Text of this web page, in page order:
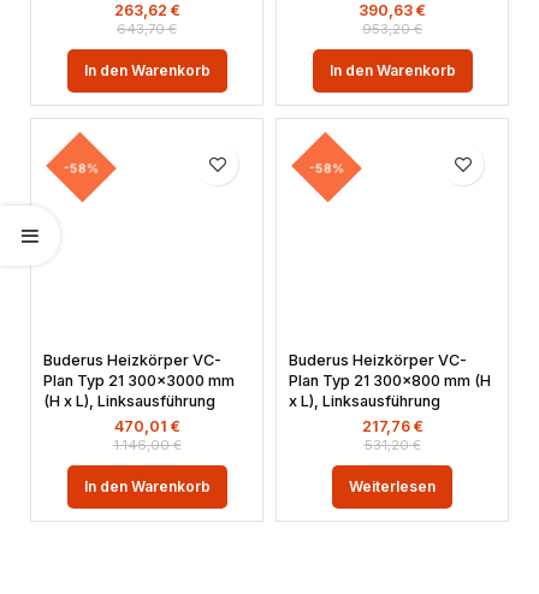
643,70€
263,62 €
In den Warenkorb
953,20€
390,63 €
In den Warenkorb
-58%
Buderus Heizkörper VC-
Plan Typ 21 300×3000 mm
(H x L), Linksausführung
1.146,00€
470,01 €
In den Warenkorb
-58%
Buderus Heizkörper VC-
Plan Typ 21 300×800 mm (H
x L), Linksausführung
531,20€
217,76 €
Weiterlesen